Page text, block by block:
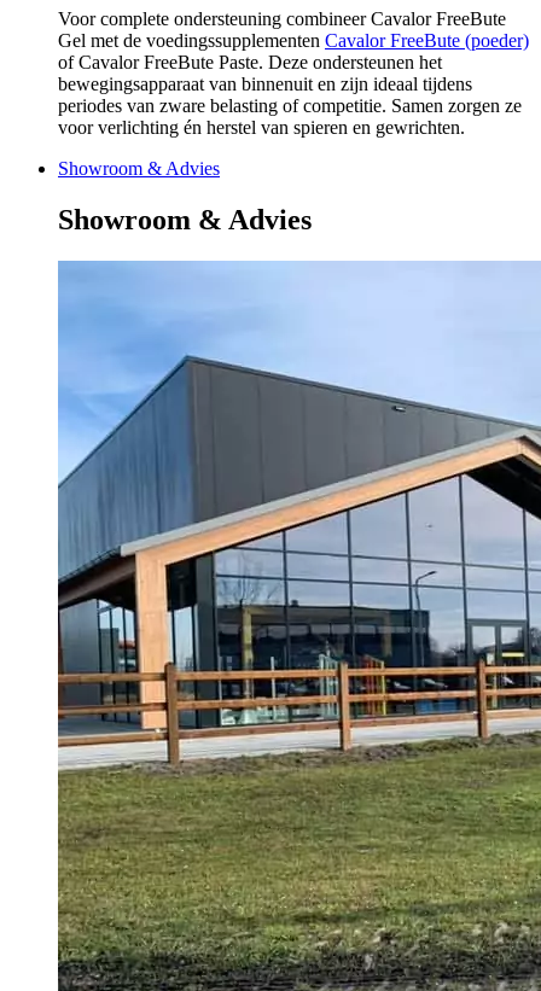
Voor complete ondersteuning combineer Cavalor FreeBute
Gel met de voedingssupplementen Cavalor FreeBute (poeder)
of Cavalor FreeBute Paste. Deze ondersteunen het
bewegingsapparaat van binnenuit en zijn ideaal tijdens
periodes van zware belasting of competitie. Samen zorgen ze
voor verlichting én herstel van spieren en gewrichten.
Showroom & Advies
Showroom & Advies